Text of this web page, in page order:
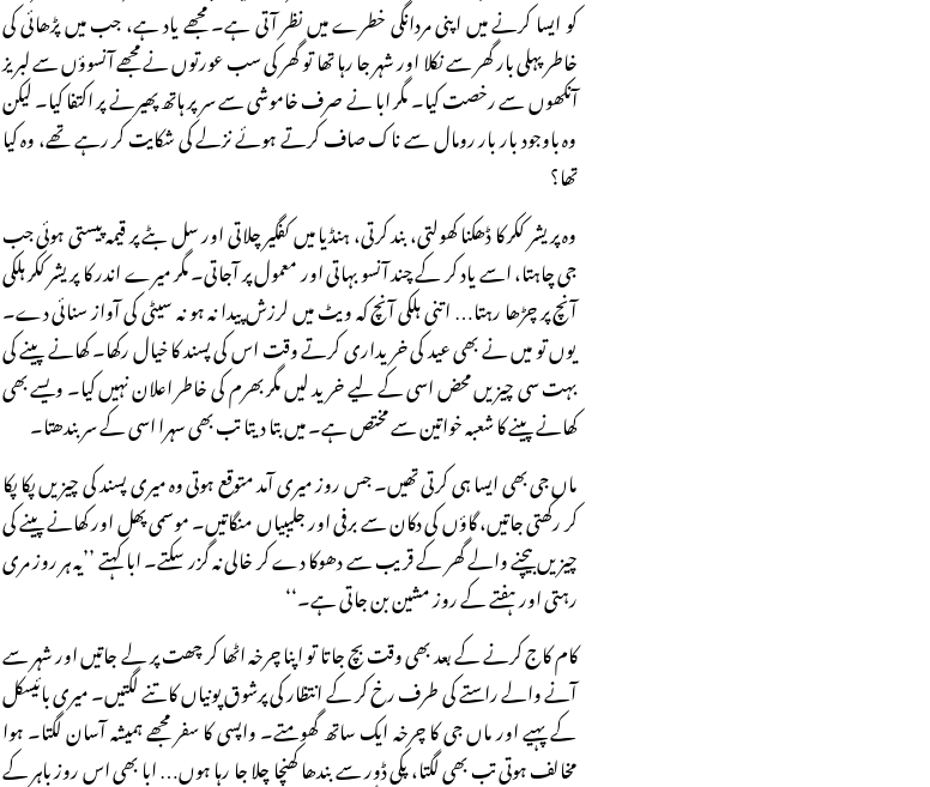
کو ایسا کرنے میں اپنی مردانگی خطرے میں نظر آتی ہے۔ مجھے یاد ہے، جب میں پڑھائی کی
خاطر پہلی بار گھر سے نکلا اور شہر جا رہا تھا تو گھر کی سب عورتوں نے مجھے آنسوؤں سے لبریز
آنکھوں سے رخصت کیا۔ مگر ابا نے صرف خاموشی سے سر پر ہاتھ پھیرنے پر اکتفا کیا۔ لیکن
وہ باوجود بار بار رومال سے ناک صاف کرتے ہوئے نزلے کی شکایت کر رہے تھے، وہ کیا
تھا؟
وہ پریشر ککر کا ڈھکنا کھولتی، بند کرتی، ہنڈیا میں کفگیر چلاتی اور سل بٹے پر قیمہ پیستی ہوئی جب
جی چاہتا، اسے یاد کر کے چند آنسو بہاتی اور معمول پر آجاتی۔ مگر میرے اندر کا پریشر ککر ہلکی
آنچ پر چڑھا رہتا… اتنی ہلکی آنچ کہ ویٹ میں لرزش پیدا نہ ہو نہ سیٹی کی آواز سنائی دے۔
یوں تو میں نے بھی عید کی خریداری کرتے وقت اس کی پسند کا خیال رکھا۔ کھانے پینے کی
بہت سی چیزیں محض اسی کے لیے خرید لیں مگر بھرم کی خاطر اعلان نہیں کیا۔ ویسے بھی
کھانے پینے کا شعبہ خواتین سے مختص ہے۔ میں بتا دیتا تب بھی سہرا اسی کے سر بندھتا۔
ماں جی بھی ایسا ہی کرتی تھیں۔ جس روز میری آمد متوقع ہوتی وہ میری پسند کی چیزیں پکا پکا
کر رکھتی جاتیں، گاؤں کی دکان سے برفی اور جلیبیاں منگاتیں۔ موسمی پھل اور کھانے پینے کی
چیزیں بیچنے والے گھر کے قریب سے دھوکا دے کر خالی نہ گزر سکتے۔ ابا کہتے ’’یہ ہر روز مری
رہتی اور ہفتے کے روز مشین بن جاتی ہے۔‘‘
کام کاج کرنے کے بعد بھی وقت بچ جاتا تو اپنا چرخہ اٹھا کر چھت پر لے جاتیں اور شہر سے
آنے والے راستے کی طرف رخ کر کے انتظار کی پرشوق پونیاں کاتنے لگتیں۔ میری بائیسکل
کے پہیے اور ماں جی کا چرخہ ایک ساتھ گھومتے۔ واپسی کا سفر مجھے ہمیشہ آسان لگتا۔ ہوا
مخالف ہوتی تب بھی لگتا، پکی ڈور سے بندھا کھنچا چلا جا رہا ہوں… ابا بھی اس روز باہر کے